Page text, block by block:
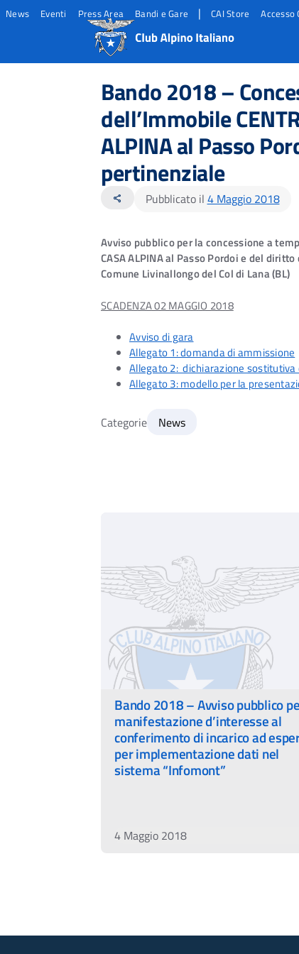
News Eventi Press Area Bandi e Gare | CAI Store Accesso
Bando 2018 –
dell’Immobile
ALPINA al Passo
pertinenziale
share Pubblicato il 4 Maggio 2018
Avviso pubblico per la concessione a
CASA ALPINA al Passo Pordoi e del
Comune Livinallongo del Col di Lana (BL)
SCADENZA 02 MAGGIO 2018
Avviso di gara
Allegato 1: domanda di ammissione
Allegato 2: dichiarazione
Allegato 3: modello per la
Categorie News
Bando 2018 – Avviso pubblico
manifestazione d’interesse al
conferimento di incarico ad
per implementazione dati nel
sistema “Infomont”
4 Maggio 2018